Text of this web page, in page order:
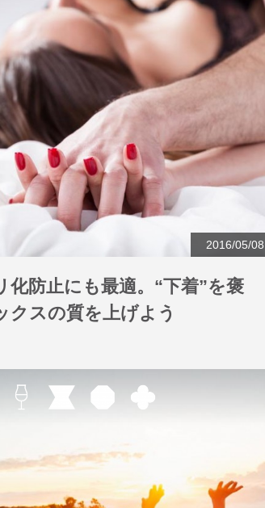
2016/05/08
化防止にも最適。“下着”を褒
クスの質を上げよう